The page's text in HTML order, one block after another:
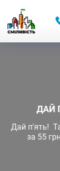
ДАЙ
Дай п'ять!
за 55